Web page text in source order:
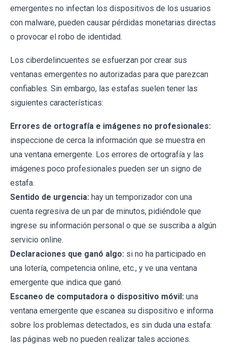
emergentes no infectan los dispositivos de los usuarios
con malware, pueden causar pérdidas monetarias directas
o provocar el robo de identidad.
Los ciberdelincuentes se esfuerzan por crear sus
ventanas emergentes no autorizadas para que parezcan
confiables. Sin embargo, las estafas suelen tener las
siguientes características:
Errores de ortografía e imágenes no profesionales:
inspeccione de cerca la información que se muestra en
una ventana emergente. Los errores de ortografía y las
imágenes poco profesionales pueden ser un signo de
estafa.
Sentido de urgencia: hay un temporizador con una
cuenta regresiva de un par de minutos, pidiéndole que
ingrese su información personal o que se suscriba a algún
servicio online.
Declaraciones que ganó algo: si no ha participado en
una lotería, competencia online, etc., y ve una ventana
emergente que indica que ganó.
Escaneo de computadora o dispositivo móvil: una
ventana emergente que escanea su dispositivo e informa
sobre los problemas detectados, es sin duda una estafa:
las páginas web no pueden realizar tales acciones.